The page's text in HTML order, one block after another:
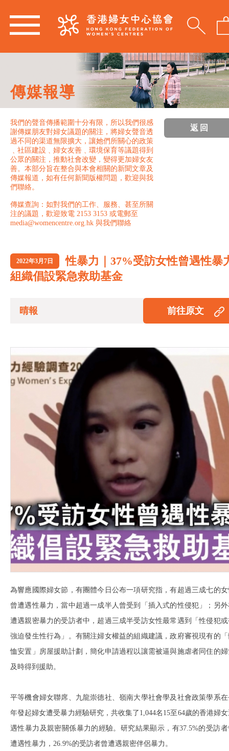
傳媒報導
我們的聲音傳播範圍十分有限，所以我們很感
謝傳媒朋友對婦女議題的關注，將婦女聲音透
過不同的渠道無限擴大，讓她們所關心的政策
﹑社區建設﹑婦女友善﹑環境保育等議題得到
公眾的關注，推動社會改變，變得更加婦女友
善。本部分旨在整合與本會相關的新聞文章及
傳媒報道，如有任何新聞版權問題，歡迎與我
們聯絡。
傳媒查詢：如對我們的工作、服務、甚至所關
注的議題，歡迎致電 2153 3153 或電郵至
media@womencentre.org.hk 與我們聯絡
返回
2022年3月7日
性暴力｜37%受訪女性曾遇性暴
組織倡設緊急救助基金
晴報 前往原文
為響應國際婦女節，有團體今日公布一項研究指，有超過三成七的
曾遭遇性暴力，當中超過一成半人曾受到「插入式的性侵犯」；另
遭遇親密暴力的受訪者中，超過三成半受訪女性最常遇到「性侵犯
強迫發生性行為」。有關注婦女權益的組織建議，政府審視現有的
恤安置」房屋援助計劃，簡化申請過程以讓需被逼與施虐者同住的
及時得到援助。
平等機會婦女聯席、九龍崇德社、嶺南大學社會學及社會政策學系
年發起婦女遭受暴力經驗研究，共收集了1,044名15至64歲的香港婦
遇性暴力及親密關係暴力的經驗。研究結果顯示，有37.5%的受訪
遭遇性暴力，26.9%的受訪者曾遭遇親密伴侶暴力。